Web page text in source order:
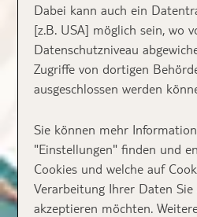
Dabei kann auch ein
[z.B. USA] möglich sein, wo
Datenschutzniveau
Zugriffe von dortigen
ausgeschlossen werden
Sie können mehr
"Einstellungen" finden und
Cookies und welche auf
Verarbeitung Ihrer Daten
akzeptieren möchten.